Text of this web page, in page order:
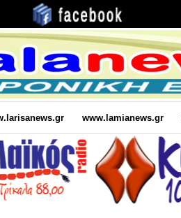
www.lamianews.gr